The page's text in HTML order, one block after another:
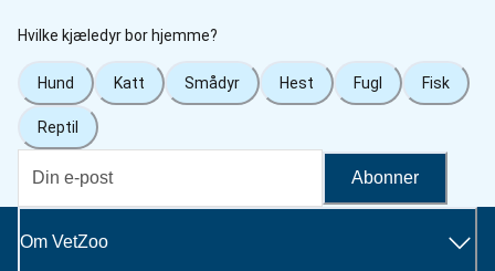
Hvilke kjæledyr bor hjemme?
Hund Katt Smådyr Hest Fugl Fisk
Reptil
Abonner
Om VetZoo